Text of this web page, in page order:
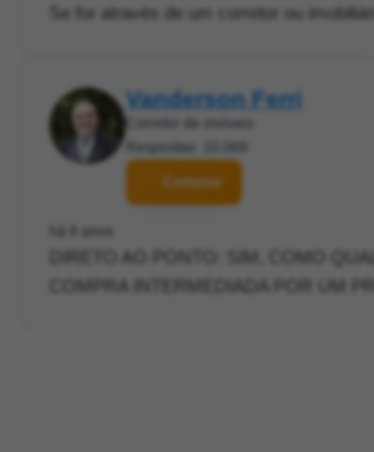
Se for através de um corretor ou
Vanderson Ferri
Corretor de imóveis
Respostas: 10.068
Contatar
há 6 anos
DIRETO AO PONTO: SIM, COMO
COMPRA INTERMEDIADA POR UM